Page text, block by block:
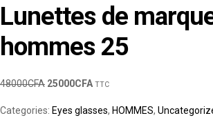
Lunettes de
hommes 25
48000CFA 25000CFA TTC
Categories: Eyes glasses, HOMMES,